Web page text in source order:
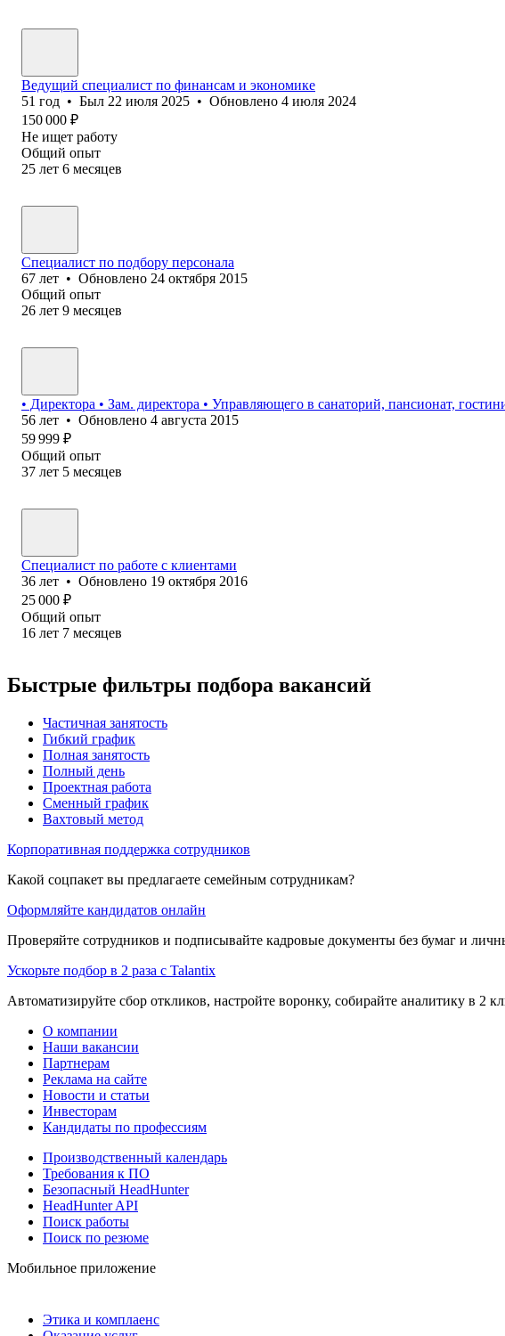
Ведущий специалист по финансам и экономике
51 год • Был 22 июля 2025 • Обновлено 4 июля 2024
150 000 ₽
Не ищет работу
Общий опыт
25 лет 6 месяцев
Специалист по подбору персонала
67 лет • Обновлено 24 октября 2015
Общий опыт
26 лет 9 месяцев
• Директора • Зам. директора • Управляющего в санаторий, пансионат,
56 лет • Обновлено 4 августа 2015
59 999 ₽
Общий опыт
37 лет 5 месяцев
Специалист по работе с клиентами
36 лет • Обновлено 19 октября 2016
25 000 ₽
Общий опыт
16 лет 7 месяцев
Быстрые фильтры подбора вакансий
Частичная занятость
Гибкий график
Полная занятость
Полный день
Проектная работа
Сменный график
Вахтовый метод
Корпоративная поддержка сотрудников
Какой соцпакет вы предлагаете семейным сотрудникам?
Оформляйте кандидатов онлайн
Проверяйте сотрудников и подписывайте кадровые документы без бумаг и
Ускорьте подбор в 2 раза с Talantix
Автоматизируйте сбор откликов, настройте воронку, собирайте аналитику в 2
О компании
Наши вакансии
Партнерам
Реклама на сайте
Новости и статьи
Инвесторам
Кандидаты по профессиям
Производственный календарь
Требования к ПО
Безопасный HeadHunter
HeadHunter API
Поиск работы
Поиск по резюме
Мобильное приложение
Этика и комплаенс